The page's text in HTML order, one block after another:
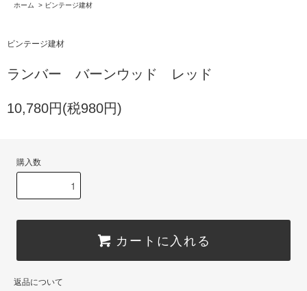
ホーム > ビンテージ建材
ビンテージ建材
ランバー バーンウッド レッド
10,780円(税980円)
購入数
カートに入れる
返品について